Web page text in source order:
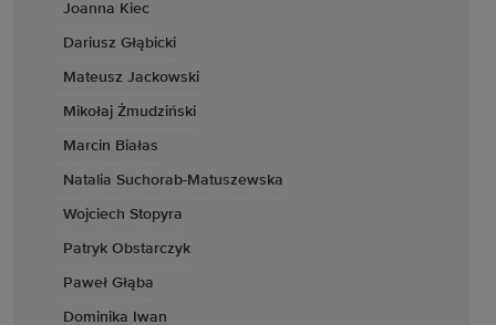
Joanna Kiec
Dariusz Głąbicki
Mateusz Jackowski
Mikołaj Żmudziński
Marcin Białas
Natalia Suchorab-Matuszewska
Wojciech Stopyra
Patryk Obstarczyk
Paweł Głąba
Dominika Iwan